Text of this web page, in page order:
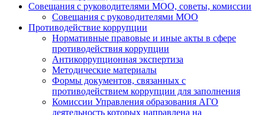
Совещания с руководителями МОО, советы, комиссии
Совещания с руководителями МОО
Противодействие коррупции
Нормативные правовые и иные акты в сфере
противодействия коррупции
Антикоррупционная экспертиза
Методические материалы
Формы документов, связанных с
противодействием коррупции для заполнения
Комиссии Управления образования АГО
деятельность которых направлена на